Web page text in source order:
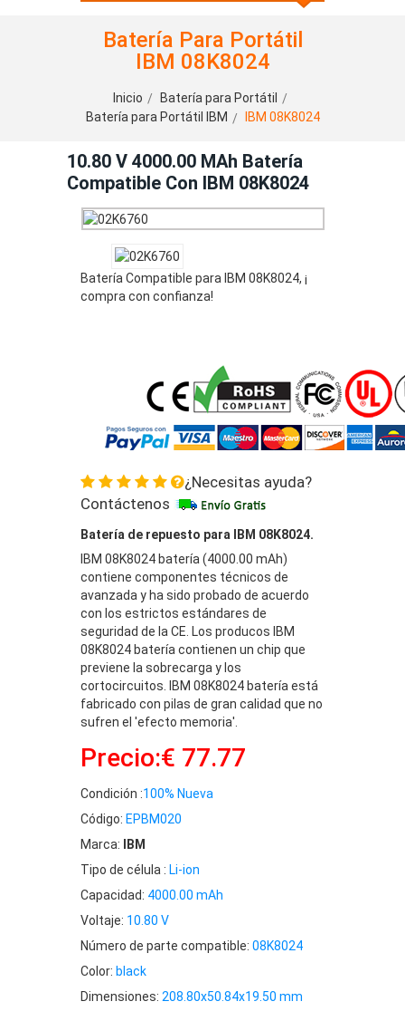
Batería Para Portátil
IBM 08K8024
Inicio
Batería para Portátil
Batería para Portátil IBM
IBM 08K8024
10.80 V 4000.00 MAh Batería
Compatible Con IBM 08K8024
Batería Compatible para IBM 08K8024, ¡
compra con confianza!
¿Necesitas ayuda?
Contáctenos
Batería de repuesto para IBM 08K8024.
IBM 08K8024 batería (4000.00 mAh)
contiene componentes técnicos de
avanzada y ha sido probado de acuerdo
con los estrictos estándares de
seguridad de la CE. Los producos IBM
08K8024 batería contienen un chip que
previene la sobrecarga y los
cortocircuitos. IBM 08K8024 batería está
fabricado con pilas de gran calidad que no
sufren el 'efecto memoria'.
Precio:€ 77.77
Condición :100% Nueva
Código: EPBM020
Marca:
IBM
Tipo de célula : Li-ion
Capacidad: 4000.00 mAh
Voltaje: 10.80 V
Número de parte compatible: 08K8024
Color: black
Dimensiones: 208.80x50.84x19.50 mm